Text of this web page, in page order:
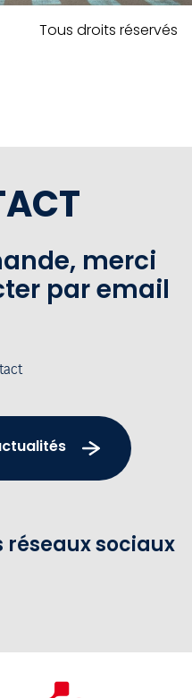
Tous droits réservés
merci
par email
réseaux sociaux